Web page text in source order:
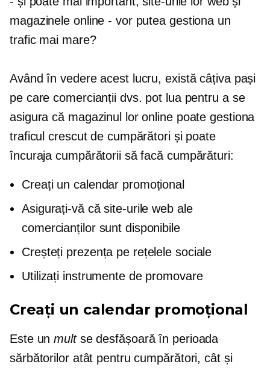
magazinele online - vor putea gestiona un
trafic mai mare?
Având în vedere acest lucru, există câțiva pași
pe care comercianții dvs. pot lua pentru a se
asigura că magazinul lor online poate gestiona
traficul crescut de cumpărători și poate
încuraja cumpărătorii să facă cumpărături:
Creați un calendar promoțional
Asigurați-vă că site-urile web ale
comercianților sunt disponibile
Creșteți prezența pe rețelele sociale
Utilizați instrumente de promovare
Creați un calendar promoțional
Este unmultse desfășoară în perioada
sărbătorilor atât pentru cumpărători, cât și